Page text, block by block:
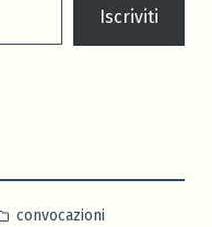
Iscriviti
Pubblicato
convocazioni